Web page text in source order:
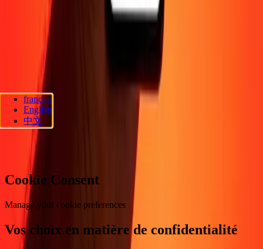
Politique de confidentialité
Avis sur les cookies
Promotion Prévention de la fraude
d'accessibilité
Suivez-nous
Ria Lithuania UAB. © 2026 Dandelion Payments, Inc. Tous droits
réservés.
Préférences en matière de cookies
français
English
中文
Cookie Consent
Manage your cookie preferences
Vos choix en matière de confidentialité